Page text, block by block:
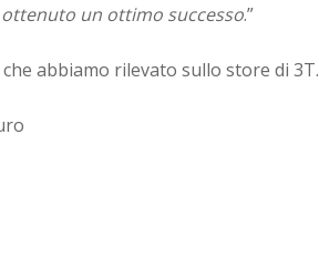
un ottimo successo.”
abbiamo rilevato sullo store di 3T.